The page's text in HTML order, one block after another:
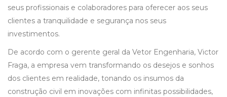
seus profissionais e colaboradores para oferecer aos seus
clientes a tranquilidade e segurança nos seus
investimentos.
De acordo com o gerente geral da Vetor Engenharia, Victor
Fraga, a empresa vem transformando os desejos e sonhos
dos clientes em realidade, tonando os insumos da
construção civil em inovações com infinitas possibilidades,